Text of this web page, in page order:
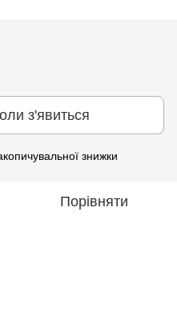
з'явиться
знижки
Порівняти